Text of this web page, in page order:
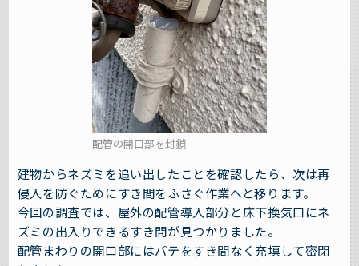
配管の開口部を封鎖
建物からネズミを追い出したことを確認したら、次は再
侵入を防ぐためにすき間をふさぐ作業へと移ります。
今回の調査では、屋外の配管導入部分と床下換気口にネ
ズミの出入りできるすき間が見つかりました。
配管まわりの開口部にはパテをすき間なく充填して密閉